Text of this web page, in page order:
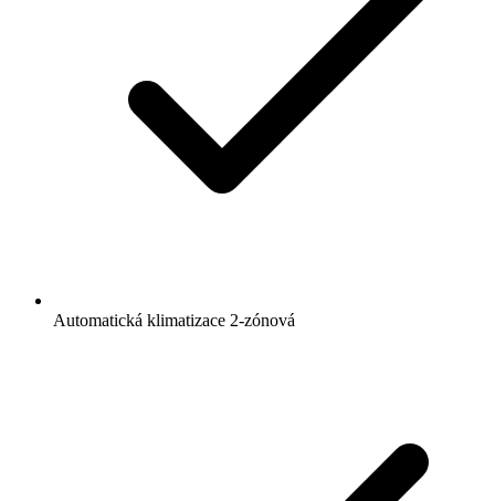
Automatická klimatizace 2-zónová